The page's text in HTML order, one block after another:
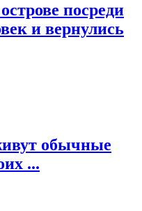
посреди
и вернулись
обычные
...